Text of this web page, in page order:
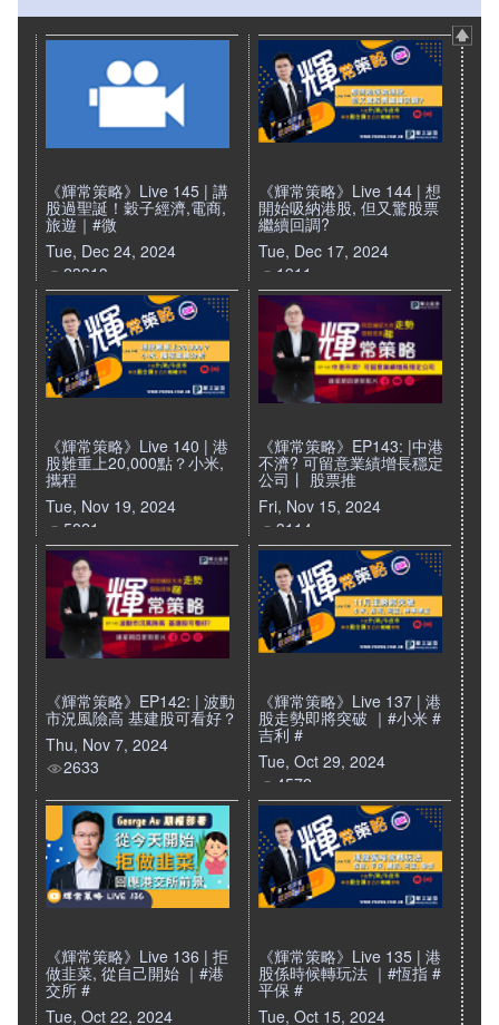
《輝常策略》Live 145 | 講
股過聖誕！穀子經濟,電商,
旅遊｜#微
Tue, Dec 24, 2024
23313
《輝常策略》Live 144 | 想
開始吸納港股, 但又驚股票
繼續回調?
Tue, Dec 17, 2024
1911
《輝常策略》Live 140 | 港
股難重上20,000點？小米,
攜程
Tue, Nov 19, 2024
5821
《輝常策略》EP143: |中港
不濟? 可留意業績增長穩定
公司丨 股票推
Fri, Nov 15, 2024
3114
《輝常策略》EP142: | 波動
市況風險高 基建股可看好？
Thu, Nov 7, 2024
2633
《輝常策略》Live 137 | 港
股走勢即將突破 ｜#小米 #
吉利 #
Tue, Oct 29, 2024
4572
《輝常策略》Live 136 | 拒
做韭菜, 從自己開始 ｜#港
交所 #
Tue, Oct 22, 2024
《輝常策略》Live 135 | 港
股係時候轉玩法 ｜#恆指 #
平保 #
Tue, Oct 15, 2024